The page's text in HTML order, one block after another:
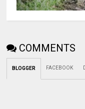
COMMENTS
BLOGGER FACEBOOK